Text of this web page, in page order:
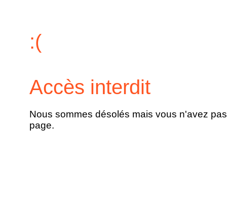
:(
Accès interdit
Nous sommes désolés mais vous n'avez
page.